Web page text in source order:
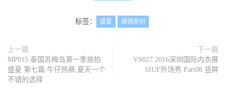
标签： 盛夏 魔镜原创
上一篇
MP015 泰国苏梅岛第一季旅拍
盛夏 第七篇:牛仔热裤,夏天一个
不错的选择
下一篇
VS027 2016深圳国际内衣展
SIUF外场秀 Part08 竖屏